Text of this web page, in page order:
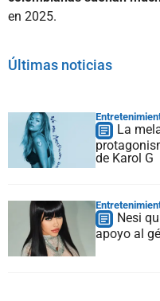
en 2025.
Últimas noticias
La
de Karol G
Nesi
apoyo al